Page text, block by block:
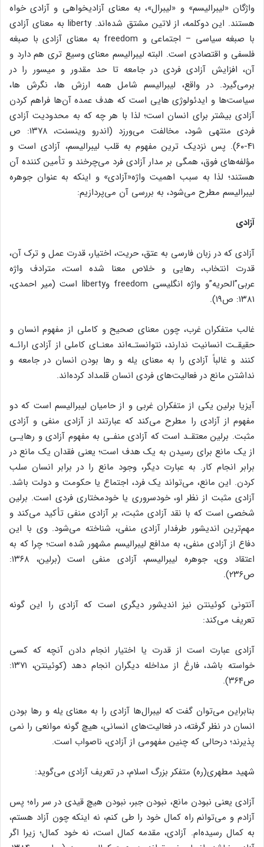
واژگان «لیبرالیسم» و «لیبرال»، به معنای آزادیخواهی و آزادی خواه
هستند. این دوکلمه، از لاتین مشتق شده‌اند. liberty به معنای آزادی
با صبغه سیاسی – اجتماعی و freedom به معنای آزادی با صبغه
فلسفی و اقتصادی است. البته لیبرالیسم معنای وسیع تری هم دارد و
آن، افزایش آزادی فردی در جامعه تا حد مقدور و میسور را در
برمی‌گیرد. در واقع، لیبرالیسم شامل همه ارزش ها، نگرش ها،
سیاست‌ها و ایدئولوژی هایی است که هدف عمده آن‌ها فراهم کردن
آزادی بیشتر برای انسان است؛ لذا با هر چه که به محدودیت آزادی
فردی منتهی شود، مخالفت می‌ورزد (اندرو وینسنت، ۱۳۷۸: ص
۴۱-۶۰). پس نزدیک ترین مفهوم به قلب لیبرالیسم، آزادی است و
مؤلفه‌های فوق، همگی بر مدار آزادی فرد می‌چرخند و تأمین کننده آن
هستند؛ لذا به سبب اهمیت واژه«آزادی» و اینکه به عنوان جوهره
لیبرالیسم مطرح می‌شود، به بررسی آن می‌پردازیم:
آزادی
آزادی که در زبان فارسی به عتق، حریت، اختیار، قدرت عمل و ترک آن،
قدرت انتخاب، رهایی و خلاص معنا شده است، مترادف واژه
عربی”الحریه”و واژه انگلیسی freedom وliberty است (میر احمدی،
۱۳۸۱: ص۱۹).
غالب متفکران غرب، چون معنای صحیح و کاملی از مفهوم انسان و
حقیقـت انسانیت ندارند، نتوانستـه‌اند معنـای کاملی از آزادی ارائـه
کنند و غالباً آزادی را به معنای یله و رها بودن انسان در جامعه و
نداشتن مانع در فعالیت‌های فردی انسان قلمداد کرده‌اند.
آیزیا برلین یکی از متفکران غربی و از حامیان لیبرالیسم است که دو
مفهوم از آزادی را مطرح می‌کند که عبارتند از آزادی منفی و آزادی
مثبت. برلین معتقـد است که آزادی منفـی به مفهوم آزادی و رهایـی
از یک مانع برای رسیدن به یک هدف است؛ یعنی فقدان یک مانع در
برابر انجام کار. به عبارت دیگر، وجود مانع را در برابر انسان سلب
کردن. این مانع، می‌تواند یک فرد، اجتماع یا حکومت و دولت باشد.
آزادی مثبت از نظر او، خودسروری یا خودمختاری فردی است. برلین
شخصی است که با نقد آزادی مثبت، بر آزادی منفی تأکید می‌کند و
مهم‌ترین اندیشور طرفدار آزادی منفی، شناخته می‌شود. وی با این
دفاع از آزادی منفی، به مدافع لیبرالیسم مشهور شده است؛ چرا که به
اعتقاد وی، جوهره لیبرالیسم، آزادی منفی است (برلین، ۱۳۶۸:
ص۲۳۶).
آنتونی کوئینتن نیز اندیشور دیگری است که آزادی را این گونه
تعریف می‌کند:
آزادی عبارت‌ است از قدرت یا اختیار انجام دادن آنچه که کسی
خواسته باشد، فارغ از مداخله دیگران انجام دهد (کوئینتن، ۱۳۷۱:
ص۳۶۴).
بنابراین می‌توان گفت که لیبرال‌ها آزادی را به معنای یله و رها بودن
انسان در نظر گرفته، در فعالیت‌های انسانی، هیچ گونه موانعی را نمی
پذیرند؛ درحالی که چنین مفهومی از آزادی، ناصواب است.
شهید مطهری(ره) متفکر بزرگ اسلام، در تعریف آزادی می‌گوید:
آزادی یعنی نبودن مانع، نبودن جبر، نبودن هیچ قیدی در سر راه؛ پس
آزادم و می‌توانم راه کمال خود را طی کنم، نه اینکه چون آزاد هستم،
به کمال رسیده‌ام. آزادی، مقدمه کمال است، نه خود کمال؛ زیرا اگر